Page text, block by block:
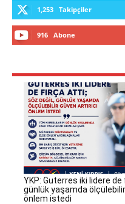
1,253 Takipçiler
916 Abone
YKP: Guterres iki lidere de
günlük yaşamda ölçülebilir
önlem istedi